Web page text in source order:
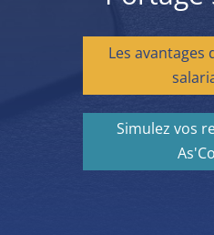
Les avantages
Simulez vos